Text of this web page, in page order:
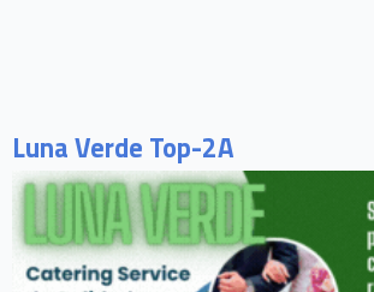
Luna Verde Top-2A